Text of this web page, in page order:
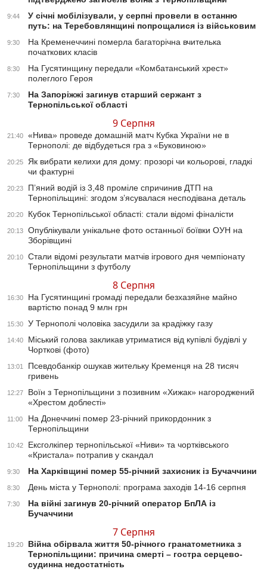
9:44
У січні мобілізували, у серпні провели в останню
путь: на Теребовлянщині попрощалися із військовим
9:30
На Кременеччині померла багаторічна вчителька
початкових класів
8:30
На Гусятинщину передали «Комбатанський хрест»
полеглого Героя
7:30
На Запоріжжі загинув старший сержант з
Тернопільської області
9 Серпня
21:40
«Нива» проведе домашній матч Кубка України не в
Тернополі: де відбудеться гра з «Буковиною»
20:25
Як вибрати келихи для дому: прозорі чи кольорові, гладкі
чи фактурні
20:23
П’яний водій із 3,48 проміле спричинив ДТП на
Тернопільщині: згодом з’ясувалася несподівана деталь
20:20 Кубок Тернопільської області: стали відомі фіналісти
20:13
Опублікували унікальне фото останньої боївки ОУН на
Зборівщині
20:10
Стали відомі результати матчів ігрового дня чемпіонату
Тернопільщини з футболу
8 Серпня
16:30
На Гусятинщині громаді передали безхазяйне майно
вартістю понад 9 млн грн
15:30 У Тернополі чоловіка засудили за крадіжку газу
14:40
Міський голова закликав утриматися від купівлі будівлі у
Чорткові (фото)
13:01
Псевдобанкір ошукав жительку Кременця на 28 тисяч
гривень
12:27
Воїн з Тернопільщини з позивним «Хижак» нагороджений
«Хрестом доблесті»
11:00
На Донеччині помер 23-річний прикордонник з
Тернопільщини
10:42
Ексголкіпер тернопільської «Ниви» та чортківського
«Кристала» потрапив у скандал
9:30 На Харківщині помер 55-річний захисник із Бучаччини
8:30 День міста у Тернополі: програма заходів 14-16 серпня
7:30
На війні загинув 20-річний оператор БпЛА із
Бучаччини
7 Серпня
19:20
Війна обірвала життя 50-річного гранатометника з
Тернопільщини: причина смерті – гостра серцево-
судинна недостатність